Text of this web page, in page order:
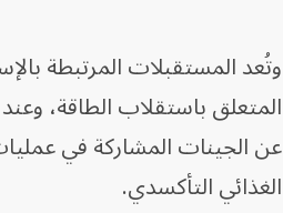
وتُعد المستقبلات المرتبطة
المتعلق باستقلاب الطاقة،
عن الجينات المشاركة في
الغذائي التأكسدي.